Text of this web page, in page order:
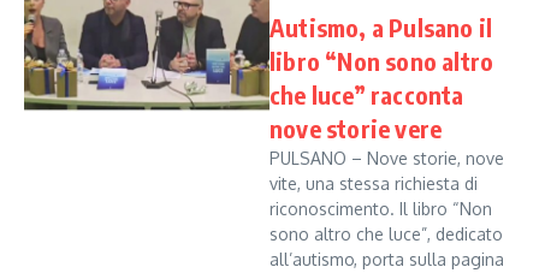
Autismo, a Pulsano il
libro “Non sono altro
che luce” racconta
nove storie vere
PULSANO – Nove storie, nove
vite, una stessa richiesta di
riconoscimento. Il libro “Non
sono altro che luce”, dedicato
all’autismo, porta sulla pagina